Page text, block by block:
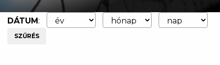
DÁTUM:
SZŰRÉS